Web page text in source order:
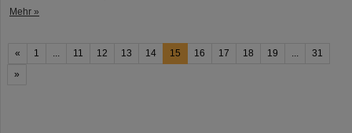
Mehr »
« 1 11 12 13 14 15 16 17 18 19
31
»